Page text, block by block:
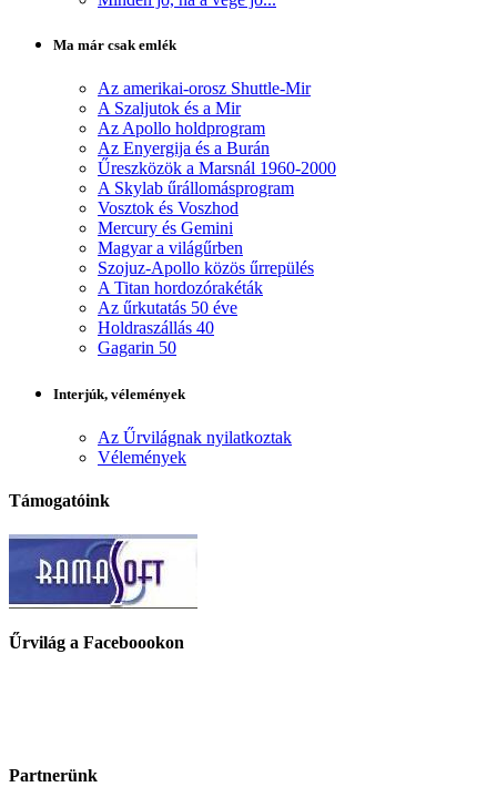
Ma már csak emlék
Az amerikai-orosz Shuttle-Mir
A Szaljutok és a Mir
Az Apollo holdprogram
Az Enyergija és a Burán
Űreszközök a Marsnál 1960-2000
A Skylab űrállomásprogram
Vosztok és Voszhod
Mercury és Gemini
Magyar a világűrben
Szojuz-Apollo közös űrrepülés
A Titan hordozórakéták
Az űrkutatás 50 éve
Holdraszállás 40
Gagarin 50
Interjúk, vélemények
Az Űrvilágnak nyilatkoztak
Vélemények
Támogatóink
Űrvilág a Faceboookon
Partnerünk